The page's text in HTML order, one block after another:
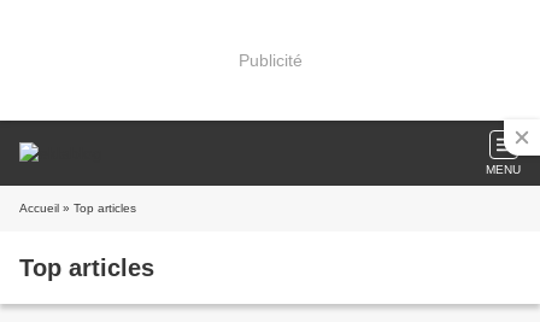
Publicité
MENU
Accueil » Top articles
Top articles